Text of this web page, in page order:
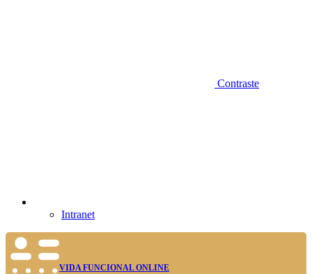
Contraste
Intranet
VIDA FUNCIONAL ONLINE